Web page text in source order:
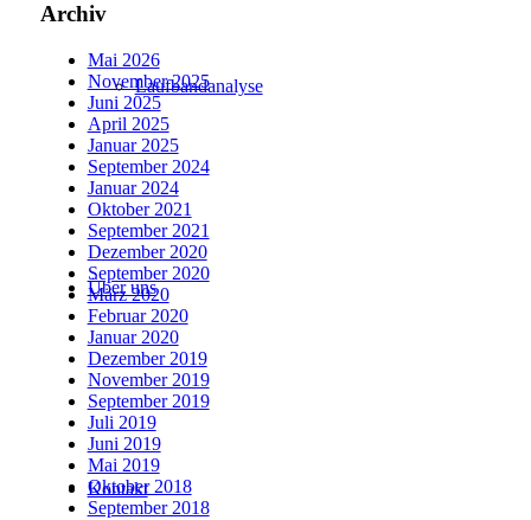
Laufbandanalyse
Über uns
Kontakt
Archiv
Mai 2026
November 2025
Juni 2025
April 2025
Januar 2025
September 2024
Januar 2024
Oktober 2021
September 2021
Dezember 2020
September 2020
März 2020
Februar 2020
Januar 2020
Dezember 2019
November 2019
September 2019
Juli 2019
Juni 2019
Mai 2019
Oktober 2018
September 2018